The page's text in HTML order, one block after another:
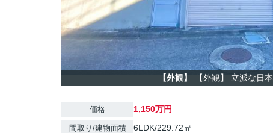
【外観】 【外観】 立派な日
価格 1,150万円
間取り/建物面積 6LDK/229.72㎡